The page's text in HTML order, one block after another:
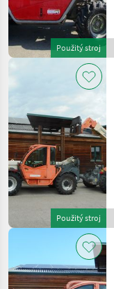
Použitý stroj
Použitý stroj